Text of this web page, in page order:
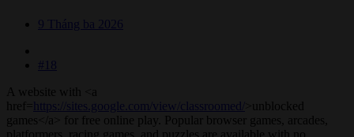
9 Tháng ba 2026
#18
A website with <a
href=
https://sites.google.com/view/classroomed/
>unblocked
games</a> for free online play. Popular browser games, arcades,